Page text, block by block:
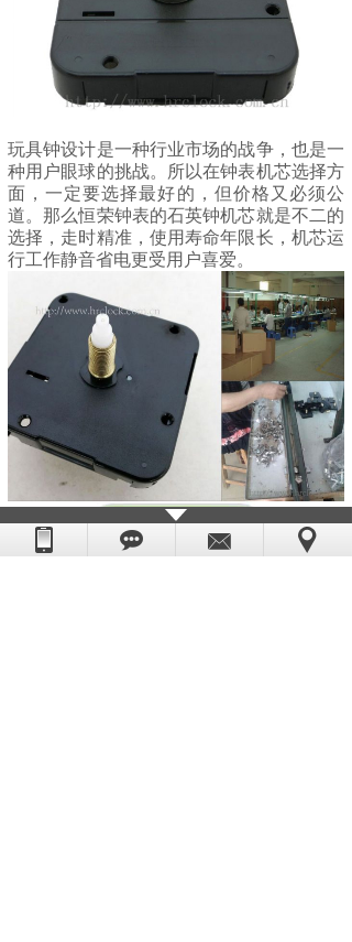
玩具钟设计是一种行业市场的战争，也是一
种用户眼球的挑战。所以在钟表机芯选择方
面，一定要选择最好的，但价格又必须公
道。那么恒荣钟表的石英钟机芯就是不二的
选择，走时精准，使用寿命年限长，机芯运
行工作静音省电更受用户喜爱。
如果你对以上钟表机芯感兴趣或有疑问的朋